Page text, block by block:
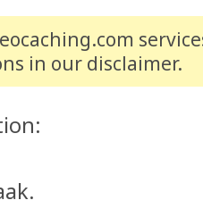
in our disclaimer.